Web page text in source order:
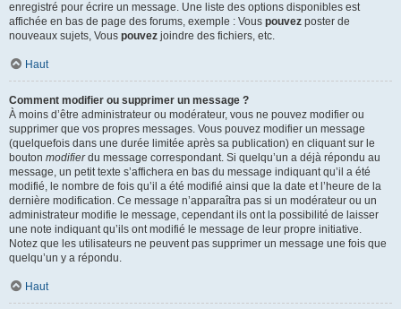
enregistré pour écrire un message. Une liste des options disponibles est
affichée en bas de page des forums, exemple : Vous pouvez poster de
nouveaux sujets, Vous pouvez joindre des fichiers, etc.
Haut
Comment modifier ou supprimer un message ?
À moins d’être administrateur ou modérateur, vous ne pouvez modifier ou
supprimer que vos propres messages. Vous pouvez modifier un message
(quelquefois dans une durée limitée après sa publication) en cliquant sur le
bouton modifierdu message correspondant. Si quelqu’un a déjà répondu au
message, un petit texte s’affichera en bas du message indiquant qu’il a été
modifié, le nombre de fois qu’il a été modifié ainsi que la date et l’heure de la
dernière modification. Ce message n’apparaîtra pas si un modérateur ou un
administrateur modifie le message, cependant ils ont la possibilité de laisser
une note indiquant qu’ils ont modifié le message de leur propre initiative.
Notez que les utilisateurs ne peuvent pas supprimer un message une fois que
quelqu’un y a répondu.
Haut